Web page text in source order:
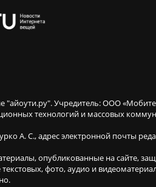
"айоути.ру". Учредитель: ООО
технологий и массовых
А. С., адрес электронной почты
опубликованные на сайте,
фото, аудио и